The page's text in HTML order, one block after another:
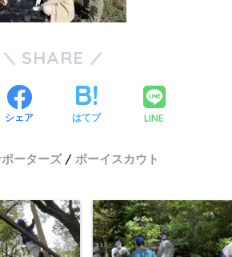
SHARE
シェア はてブ LINE
ポーターズ ボーイスカウト